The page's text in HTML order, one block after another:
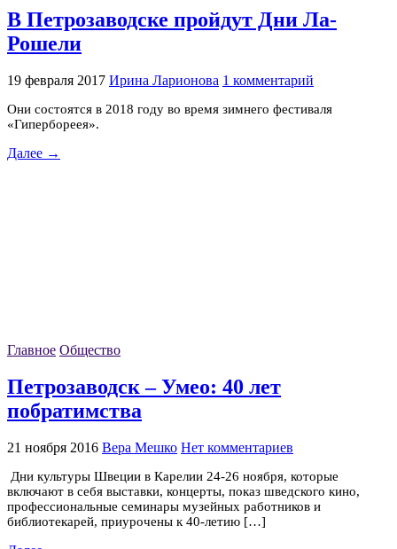
В Петрозаводске пройдут Дни Ла-
Рошели
19 февраля 2017 Ирина Ларионова 1 комментарий
Они состоятся в 2018 году во время зимнего фестиваля
«Гипербореея».
Далее →
Главное Общество
Петрозаводск – Умео: 40 лет
побратимства
21 ноября 2016 Вера Мешко Нет комментариев
Дни культуры Швеции в Карелии 24-26 ноября, которые
включают в себя выставки, концерты, показ шведского кино,
профессиональные семинары музейных работников и
библиотекарей, приурочены к 40-летию […]